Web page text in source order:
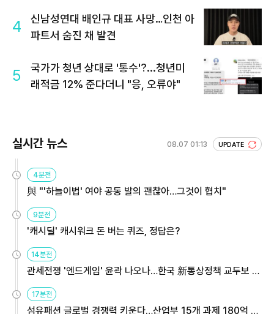
4
신남성연대 배인규 대표 사망…인천 아
파트서 숨진 채 발견
5
국가가 청년 상대로 '통수'?...청년미
래적금 12% 준다더니 "응, 오류야"
실시간 뉴스 08.07 01:13 UPDATE
4분전
與 "'하늘이법' 여야 공동 발의 괜찮아…그것이 협치"
9분전
'캐시딜' 캐시워크 돈 버는 퀴즈, 정답은?
14분전
관세전쟁 '엔드게임' 윤곽 나오나…한국 新통상정책 교두보 활
17분전
섬유패션 글로벌 경쟁력 키운다…산업부 15개 과제 180억 지